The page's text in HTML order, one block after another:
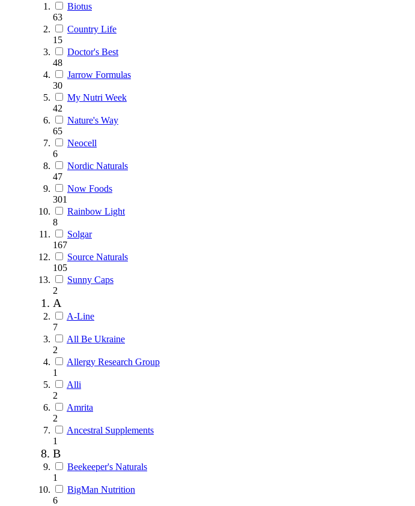
Biotus
63
Country Life
15
Doctor's Best
48
Jarrow Formulas
30
My Nutri Week
42
Nature's Way
65
Neocell
6
Nordic Naturals
47
Now Foods
301
Rainbow Light
8
Solgar
167
Source Naturals
105
Sunny Caps
2
A
A-Line
7
All Be Ukraine
2
Allergy Research Group
1
Alli
2
Amrita
2
Ancestral Supplements
1
B
Beekeeper's Naturals
1
BigMan Nutrition
6